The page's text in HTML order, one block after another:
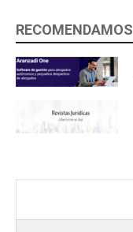
RECOMENDAMOS